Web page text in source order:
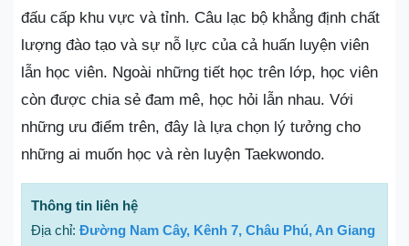
đấu cấp khu vực và tỉnh. Câu lạc bộ khẳng định chất
lượng đào tạo và sự nỗ lực của cả huấn luyện viên
lẫn học viên. Ngoài những tiết học trên lớp, học viên
còn được chia sẻ đam mê, học hỏi lẫn nhau. Với
những ưu điểm trên, đây là lựa chọn lý tưởng cho
những ai muốn học và rèn luyện Taekwondo.
Thông tin liên hệ
Địa chỉ: Đường Nam Cây, Kênh 7, Châu Phú, An Giang